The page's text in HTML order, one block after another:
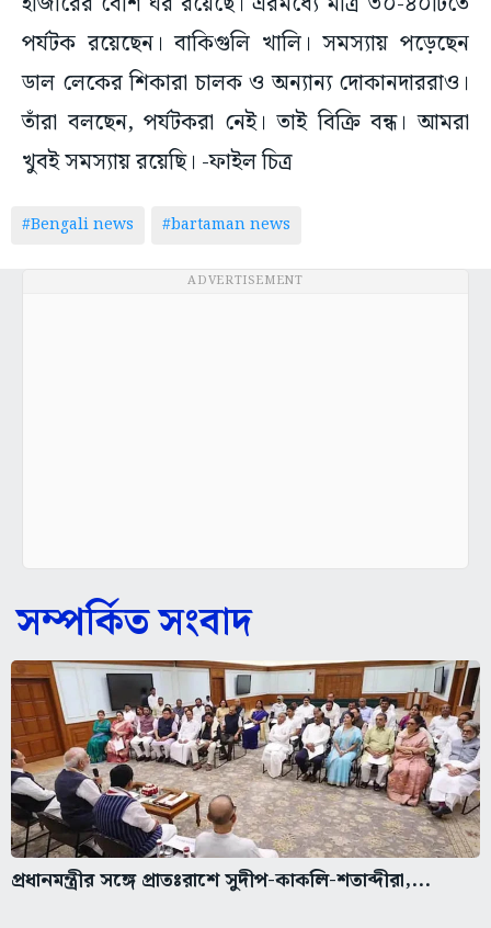
পর্যটক রয়েছেন। বাকিগুলি খালি। সমস্যায় পড়েছেন
ডাল লেকের শিকারা চালক ও অন্যান্য দোকানদাররাও।
তাঁরা বলছেন, পর্যটকরা নেই। তাই বিক্রি বন্ধ। আমরা
খুবই সমস্যায় রয়েছি। -ফাইল চিত্র
#Bengali news #bartaman news
ADVERTISEMENT
সম্পর্কিত সংবাদ
প্রধানমন্ত্রীর সঙ্গে প্রাতঃরাশে সুদীপ-কাকলি-শতাব্দীরা,...